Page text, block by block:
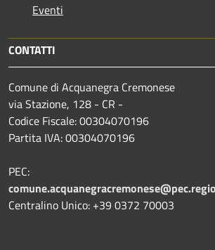
Eventi
CONTATTI
Comune di Acquanegra Cremonese
via Stazione, 128 - CR -
Codice Fiscale: 00304070196
Partita IVA: 00304070196
PEC:
Centralino Unico: +39 0372 70003